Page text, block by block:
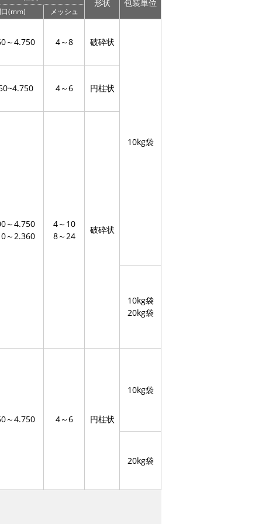
形状 包装単位
(mm) メッシュ
～4.750 4～8 破砕状
10kg袋
4～6 円柱状
～4.750
～2.360
4～10
8～24
破砕状
10kg袋
20kg袋
～4.750 4～6 円柱状
10kg袋
20kg袋